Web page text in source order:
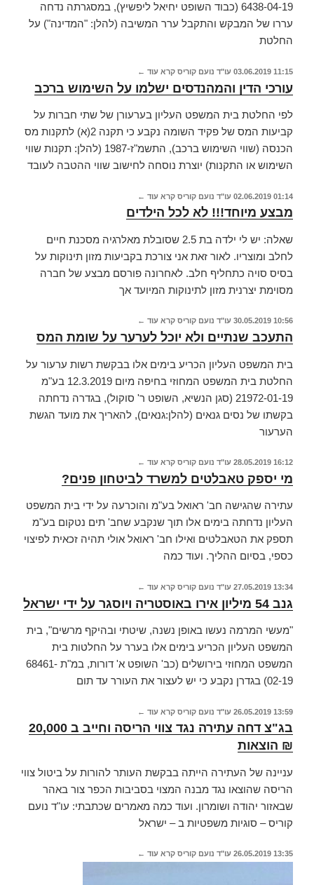
6438-04-19 (כבוד השופט יחיאל ליפשיץ), במסגרתה נדחה
עררו של המבקש והתקבל ערר המשיבה (להלן: "המדינה") על
החלטת
03.06.2019 11:15 עו"ד נועם קוריס קרא עוד ←
עורכי הדין והמהנדסים ישלמו על השימוש ברכב
לפי החלטת בית המשפט העליון בערעורן של שתי חברות על
קביעות המס של פקיד השומה נקבע כי תקנה 2(א) לתקנות מס
הכנסה (שווי השימוש ברכב), התשמ"ז-1987 (להלן: תקנות שווי
השימוש או התקנות) יוצרת נוסחה לחישוב שווי ההטבה לעובד
02.06.2019 01:14 עו"ד נועם קוריס קרא עוד ←
מבצע מיוחד!!! לא לכל הילדים
שאלה: יש לי ילדה בת 2.5 שסובלת מאלרגיה מסכנת חיים
לחלב ומוצריו. לאור זאת אני צורכת בקביעות מזון תינוקות על
בסיס סויה כתחליף חלב. לאחרונה פורסם מבצע של חברה
מסוימת יצרנית מזון לתינוקות המיועד אך
30.05.2019 10:56 עו"ד נועם קוריס קרא עוד ←
התעכב שנתיים ולא יוכל לערער על שומת המס
בית המשפט העליון הכריע בימים אלו בבקשת רשות ערעור על
החלטת בית המשפט המחוזי בחיפה מיום 12.3.2019 בע"מ
21972-01-19 (סגן הנשיא, השופט ר' סוקול), בגדרה נדחתה
בקשתו של נסים גנאים (להלן:גנאים), להאריך את מועד הגשת
הערעור
28.05.2019 16:12 עו"ד נועם קוריס קרא עוד ←
מי יספק טאבלטים למשרד לביטחון פנים?
עתירה שהגישה חב' ראואל בע"מ והוכרעה על ידי בית המשפט
העליון נדחתה בימים אלו תוך שנקבע שחב' תים נטקום בע"מ
תספק את הטאבלטים ואילו חב' ראואל אולי תהיה זכאית לפיצוי
כספי, בסיום ההליך. ועוד כמה
27.05.2019 13:34 עו"ד נועם קוריס קרא עוד ←
גנב 54 מיליון אירו באוסטריה ויוסגר על ידי ישראל
"מעשי המרמה נעשו באופן נשנה, שיטתי ובהיקף מרשים", בית
המשפט העליון הכריע בימים אלו בערר על החלטות בית
המשפט המחוזי בירושלים (כב' השופט א' דורות, במ"ת 68461-
02-19) בגדרן נקבע כי יש לעצור את העורר עד תום
26.05.2019 13:59 עו"ד נועם קוריס קרא עוד ←
בג"צ דחה עתירה נגד צווי הריסה וחייב ב 20,000
₪ הוצאות
עניינה של העתירה הייתה בבקשת העותר להורות על ביטול צווי
הריסה שהוצאו נגד מבנה המצוי בסביבות הכפר צור באהר
שבאזור יהודה ושומרון. ועוד כמה מאמרים שכתבתי: עו"ד נועם
קוריס – סוגיות משפטיות ב – ישראל
26.05.2019 13:35 עו"ד נועם קוריס קרא עוד ←